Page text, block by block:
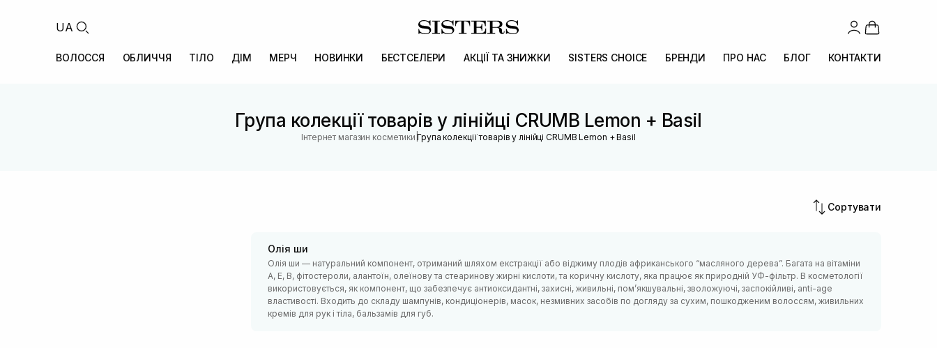
UA
ВОЛОССЯ ОБЛИЧЧЯ ТІЛО ДІМ МЕРЧ НОВИНКИ БЕСТСЕЛЕРИ АКЦІЇ ТА ЗНИЖКИ SISTERS CHOICE БРЕНДИ ПРО НАС БЛОГ КОНТАКТИ
Група колекції товарів у лінійці CRUMB Lemon + Basil
Інтернет магазин косметики |Група колекції товарів у лінійці CRUMB Lemon + Basil
Сортувати
Олія ши
Олія ши — натуральний компонент, отриманий шляхом екстракції або віджиму плодів африканського “масляного дерева”. Багата на вітаміни
А, Е, В, фітостероли, алантоїн, олеїнову та стеаринову жирні кислоти, та коричну кислоту, яка працює як природній УФ-фільтр. В косметології
використовується, як компонент, що забезпечує антиоксидантні, захисні, живильні, пом’якшувальні, зволожуючі, заспокійливі, anti-age
властивості. Входить до складу шампунів, кондиціонерів, масок, незмивних засобів по догляду за сухим, пошкодженим волоссям, живильних
кремів для рук і тіла, бальзамів для губ.